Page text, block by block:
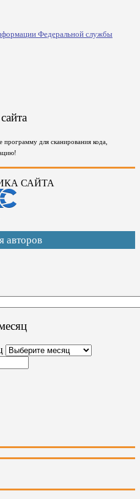
Федеральной службы
для сканирования кода,
САЙТА
авторов